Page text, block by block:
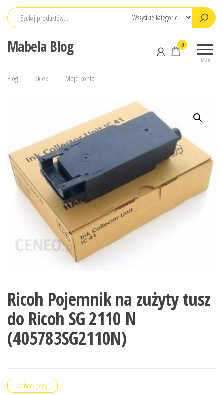
Przejdź
Mabela Blog
Menu
0
Blog Sklep Moje konto
Ricoh Pojemnik na zużyty tusz
do Ricoh SG 2110 N
(405783SG2110N)
Zobacz cenę